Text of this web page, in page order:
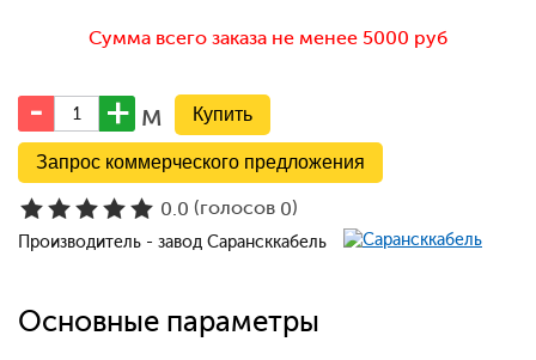
Сумма всего заказа не менее 5000 руб
м
Запрос коммерческого предложения
0.0 (голосов 0)
Производитель - завод Сарансккабель
Основные параметры